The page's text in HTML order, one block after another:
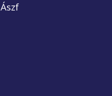
Ászf